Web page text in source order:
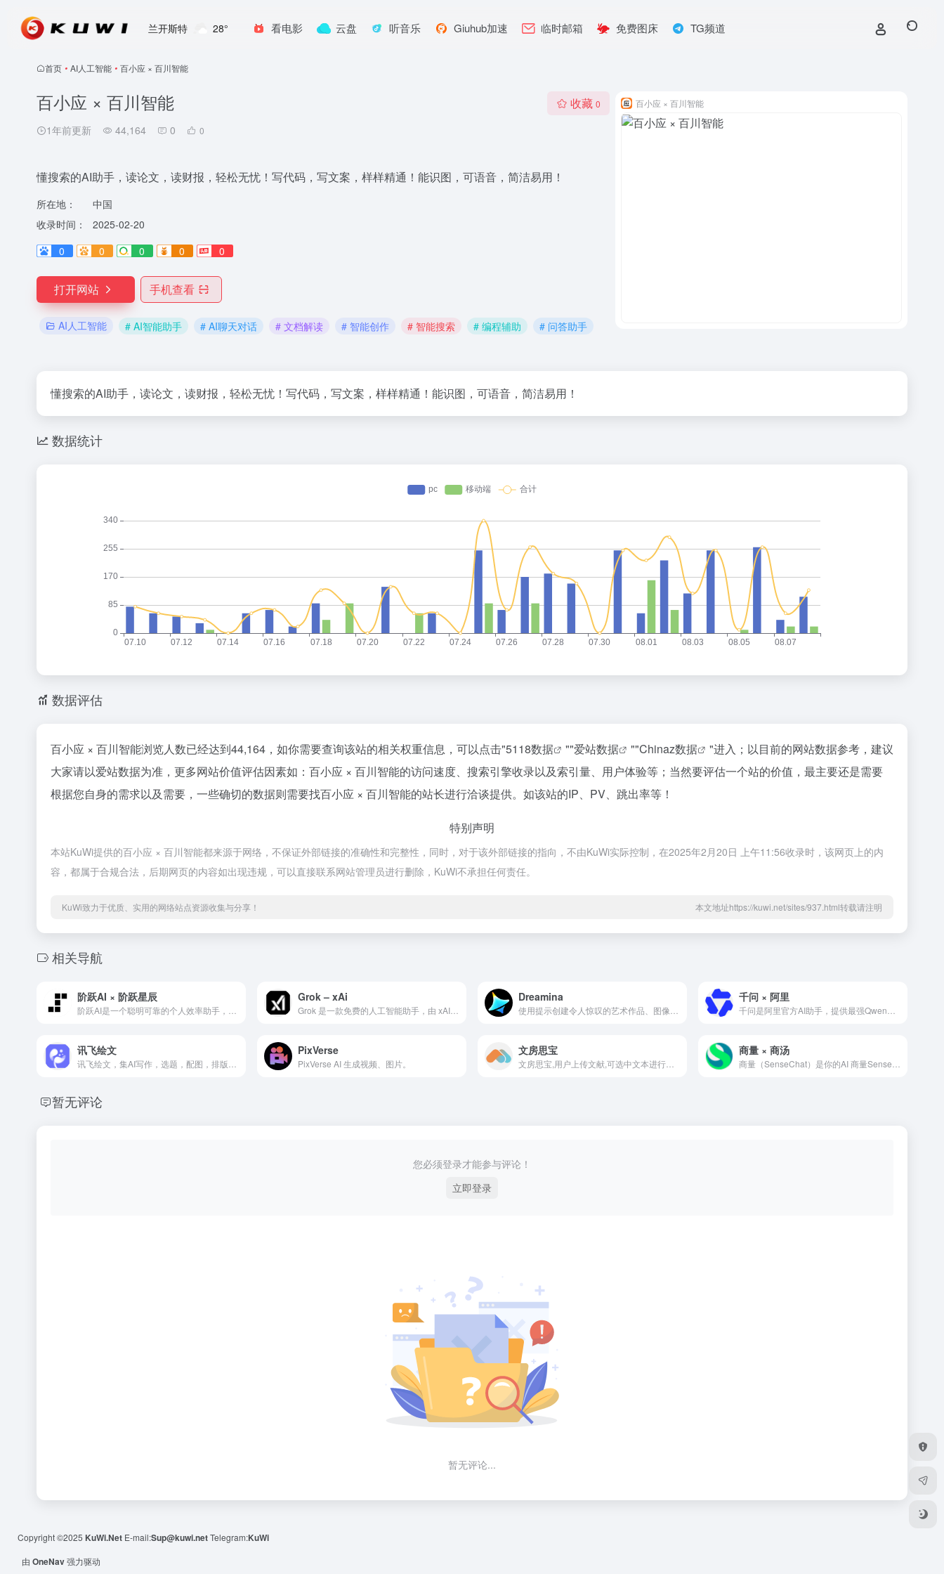
兰开斯特 28° 看电影 云盘 听音乐 Giuhub加速 临时邮箱 免费图床 TG频道
首页 • AI人工智能 • 百小应 × 百川智能
百小应 × 百川智能
1年前更新 44,164 0 0
收藏 0
懂搜索的AI助手，读论文，读财报，轻松无忧！写代码，写文案，样样精通！能识图，可语音，简洁易用！
所在地：
中国
收录时间：
2025-02-20
0
0 0 0 0
打开网站 手机查看
AI人工智能 # AI智能助手 # AI聊天对话 # 文档解读 # 智能创作 # 智能搜索 # 编程辅助 # 问答助手
百小应 × 百川智能
懂搜索的AI助手，读论文，读财报，轻松无忧！写代码，写文案，样样精通！能识图，可语音，简洁易用！
数据统计
数据评估
百小应 × 百川智能浏览人数已经达到44,164，如你需要查询该站的相关权重信息，可以点击"5118数据 ""爱站数据 ""Chinaz数据
"进入；以目前的网站数据参考，建议
大家请以爱站数据为准，更多网站价值评估因素如：百小应 × 百川智能的访问速度、搜索引擎收录以及索引量、用户体验等；当然要评估一个站的价值，最主要还是需要
根据您自身的需求以及需要，一些确切的数据则需要找百小应 × 百川智能的站长进行洽谈提供。如该站的IP、PV、跳出率等！
特别声明
本站KuWi提供的百小应 × 百川智能都来源于网络，不保证外部链接的准确性和完整性，同时，对于该外部链接的指向，不由KuWi实际控制，在2025年2月20日 上午11:56收录时，该网页上的内
容，都属于合规合法，后期网页的内容如出现违规，可以直接联系网站管理员进行删除，KuWi不承担任何责任。
KuWi致力于优质、实用的网络站点资源收集与分享！ 本文地址https://kuwi.net/sites/937.html转载请注明
相关导航
阶跃AI × 阶跃星辰 Grok – xAi Dreamina 千问 × 阿里
讯飞绘文 PixVerse
PixVerse AI 生成视频、图片。
文房思宝 商量 × 商汤
暂无评论
您必须登录才能参与评论！
立即登录
暂无评论...
Copyright ©2025 KuWi.Net E-mail:Sup@kuwi.netTelegram:KuWi
由 OneNav强力驱动